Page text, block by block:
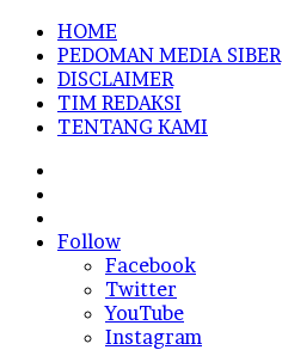
HOME
PEDOMAN MEDIA SIBER
DISCLAIMER
TIM REDAKSI
TENTANG KAMI
In
Follow
Facebook
Twitter
YouTube
Instagram